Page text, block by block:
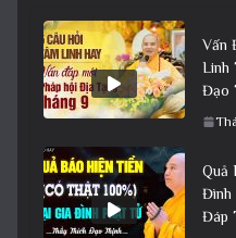
Vấn
Linh
Đạo
Quả
Đình
Đáp